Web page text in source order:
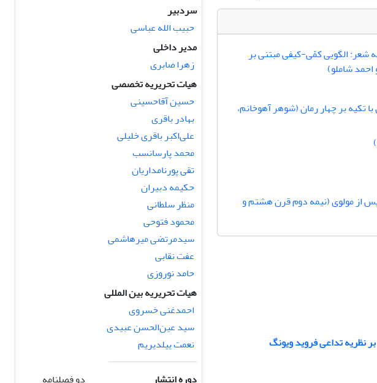
شعر: الگویی کمّی-کیفی مبتنی بر
احمد شاملو)
تکیه بر چهار رمان (شوهر آهوخانم،
از مولوی (نیمه دوم قرن هشتم و
نظریه تداعی فروید ویونگ
سردبیر
حبیب الله عباسی
مدیر داخلی
زهرا صابری
هیات تحریریه تخصصی
حسین آقاحسینی
بهادر باقری
علی‌اکبر باقری خلیلی
محمد پارسانسب
تقی پورنامداریان
حکیمه دبیران
منظر سلطانی
محمود فتوحی
سیدمرتضی میرهاشمی
عفت نقابی
حامد نوروزی
هیات تحریریه بین المللی
احمدغنی خسروی
سید عین‌الحسن عبیدی
نعمت ییلدیریم
دوره انتشار
دو فصلنامه